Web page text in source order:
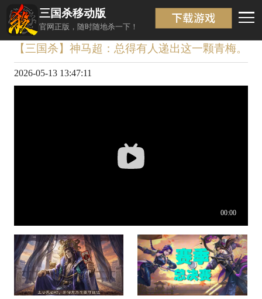
三国杀移动版
官网正版，随时随地杀一下！
返回
【三国杀】神马超：总得有人递出这一颗青梅。
2026-05-13 13:47:11